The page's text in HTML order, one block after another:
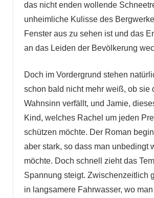
das nicht enden wollende
unheimliche Kulisse des
Fenster aus zu sehen ist und das
an das Leiden der Bevölkerung
Doch im Vordergrund stehen
schon bald nicht mehr weiß, ob sie
Wahnsinn verfällt, und Jamie,
Kind, welches Rachel um jeden
schützen möchte. Der Roman
aber stark, so dass man unbedingt
möchte. Doch schnell zieht das
Spannung steigt. Zwischenzeitlich
in langsamere Fahrwasser, wo